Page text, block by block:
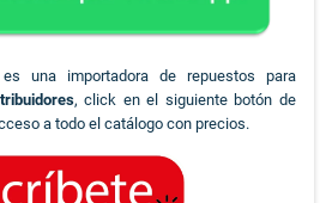
es una importadora de repuestos para
, click en el siguiente botón de
a todo el catálogo con precios.